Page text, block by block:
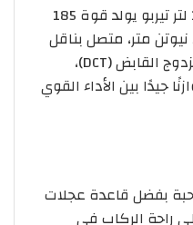
تعتمد بايك X55 على محرك 1.5 لتر تيربو يولد قوة 185
حصانًا، مع عزم دوران يبلغ 305 نيوتن متر، متصل بناقل
حركة أوتوماتيكي 7 سرعات مزدوج القابض (DCT)،
جيدًا بين الأداء القوي
بفضل قاعدة عجلات
على راحة الركاب في